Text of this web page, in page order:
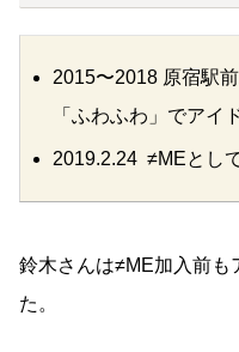
2015〜2018 原宿駅
「ふわふわ」でアイ
2019.2.24 ≠MEとし
鈴木さんは≠ME加入前も
た。